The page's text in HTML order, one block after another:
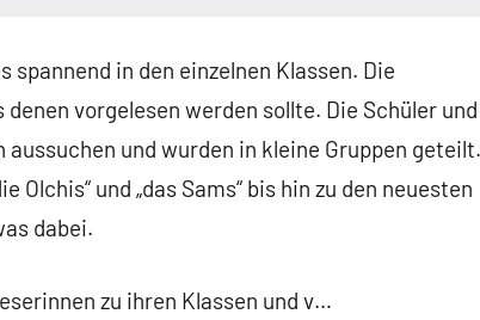
in den einzelnen Klassen. Die
vorgelesen werden sollte. Die Schüler und
und wurden in kleine Gruppen geteilt.
und „das Sams“ bis hin zu den neuesten
dabei.
zu ihren Klassen und v…